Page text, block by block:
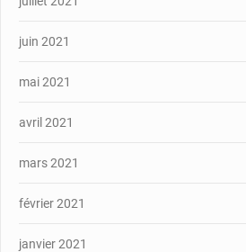
juin 2021
mai 2021
avril 2021
mars 2021
février 2021
janvier 2021